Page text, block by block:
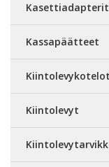
Kasettiadapterit
Kassapäätteet
Kiintolevykotelot
Kiintolevyt